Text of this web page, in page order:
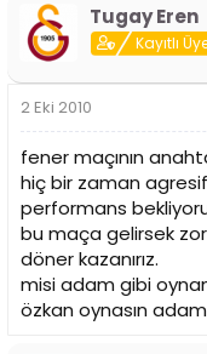
Tugay Eren
Kayıtlı
2 Eki 2010
fener maçının
hiç bir zaman
performans
bu maça gelirsek
döner kazanırız.
misi adam gibi
özkan oynasın